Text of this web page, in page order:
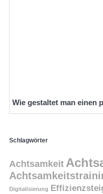
Wie gestaltet man einen
Schlagwörter
Achtsamkeit
Digitalisierung